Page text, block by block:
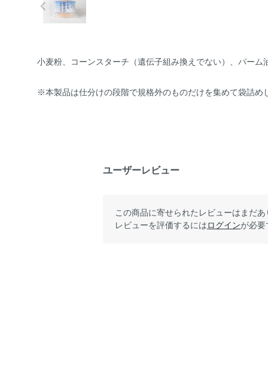
小麦粉、コーンスターチ（遺伝子組み換えでない）、パーム
※本製品は仕分けの段階で規格外のものだけを集めて袋詰め
ユーザーレビュー
この商品に寄せられたレビューはまだあ
レビューを評価するには ログインが必要